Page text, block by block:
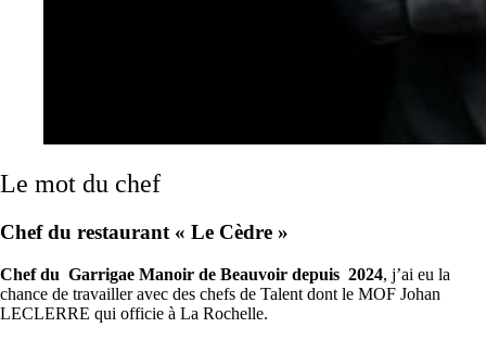
Le mot du chef
Chef du restaurant « Le Cèdre »
Chef du Garrigae Manoir de Beauvoir depuis 2024, j’ai eu la
chance de travailler avec des chefs de Talent dont le MOF Johan
LECLERRE qui officie à La Rochelle.